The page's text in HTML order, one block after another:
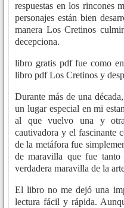
respuestas en los rincones
personajes están bien
manera Los Cretinos
decepciona.
libro gratis pdf fue como
libro pdf Los Cretinos y
Durante más de una
un lugar especial en mi
al que vuelvo una y
cautivadora y el fascinante
de la metáfora fue
de maravilla que fue
verdadera maravilla de la
El libro no me dejó una
lectura fácil y rápida.